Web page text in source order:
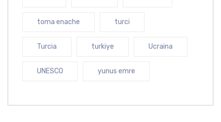
toma enache turci
Turcia turkiye Ucraina
UNESCO yunus emre